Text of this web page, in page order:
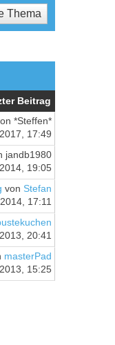
Beitrag
*Steffen*
17:49
jandb1980
19:05
von Stefan
17:11
20:41
masterPad
15:25